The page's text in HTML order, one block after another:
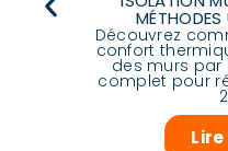
MÉTHODES
Découvrez
confort
des murs par
complet pour